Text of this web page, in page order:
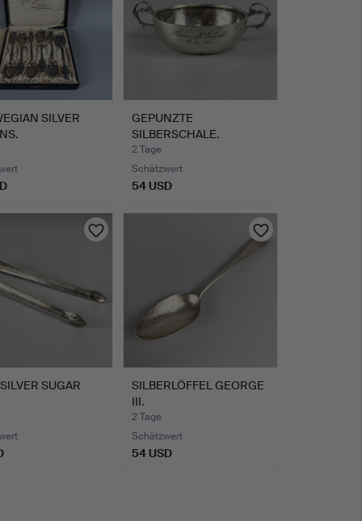
SILVER
GEPUNZTE
SILBERSCHALE.
2 Tage
Schätzwert
54 USD
SUGAR
SILBERLÖFFEL GEORGE
III.
2 Tage
Schätzwert
54 USD